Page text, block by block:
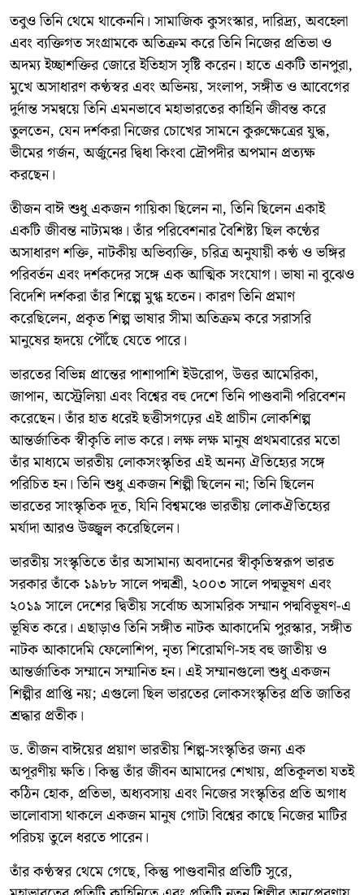
তবুও তিনি থেমে থাকেননি। সামাজিক কুসংস্কার, দারিদ্র্য, অবহেলা
এবং ব্যক্তিগত সংগ্রামকে অতিক্রম করে তিনি নিজের প্রতিভা ও
অদম্য ইচ্ছাশক্তির জোরে ইতিহাস সৃষ্টি করেন। হাতে একটি তানপুরা,
মুখে অসাধারণ কণ্ঠস্বর এবং অভিনয়, সংলাপ, সঙ্গীত ও আবেগের
দুর্দান্ত সমন্বয়ে তিনি এমনভাবে মহাভারতের কাহিনি জীবন্ত করে
তুলতেন, যেন দর্শকরা নিজের চোখের সামনে কুরুক্ষেত্রের যুদ্ধ,
ভীমের গর্জন, অর্জুনের দ্বিধা কিংবা দ্রৌপদীর অপমান প্রত্যক্ষ
করছেন।
তীজন বাঈ শুধু একজন গায়িকা ছিলেন না, তিনি ছিলেন একাই
একটি জীবন্ত নাট্যমঞ্চ। তাঁর পরিবেশনার বৈশিষ্ট্য ছিল কণ্ঠের
অসাধারণ শক্তি, নাটকীয় অভিব্যক্তি, চরিত্র অনুযায়ী কণ্ঠ ও ভঙ্গির
পরিবর্তন এবং দর্শকদের সঙ্গে এক আত্মিক সংযোগ। ভাষা না বুঝেও
বিদেশি দর্শকরা তাঁর শিল্পে মুগ্ধ হতেন। কারণ তিনি প্রমাণ
করেছিলেন, প্রকৃত শিল্প ভাষার সীমা অতিক্রম করে সরাসরি
মানুষের হৃদয়ে পৌঁছে যেতে পারে।
ভারতের বিভিন্ন প্রান্তের পাশাপাশি ইউরোপ, উত্তর আমেরিকা,
জাপান, অস্ট্রেলিয়া এবং বিশ্বের বহু দেশে তিনি পাণ্ডবানী পরিবেশন
করেছেন। তাঁর হাত ধরেই ছত্তীসগঢ়ের এই প্রাচীন লোকশিল্প
আন্তর্জাতিক স্বীকৃতি লাভ করে। লক্ষ লক্ষ মানুষ প্রথমবারের মতো
তাঁর মাধ্যমে ভারতীয় লোকসংস্কৃতির এই অনন্য ঐতিহ্যের সঙ্গে
পরিচিত হন। তিনি শুধু একজন শিল্পী ছিলেন না; তিনি ছিলেন
ভারতের সাংস্কৃতিক দূত, যিনি বিশ্বমঞ্চে ভারতীয় লোকঐতিহ্যের
মর্যাদা আরও উজ্জ্বল করেছিলেন।
ভারতীয় সংস্কৃতিতে তাঁর অসামান্য অবদানের স্বীকৃতিস্বরূপ ভারত
সরকার তাঁকে ১৯৮৮ সালে পদ্মশ্রী, ২০০৩ সালে পদ্মভূষণ এবং
২০১৯ সালে দেশের দ্বিতীয় সর্বোচ্চ অসামরিক সম্মান পদ্মবিভূষণ-এ
ভূষিত করে। এছাড়াও তিনি সঙ্গীত নাটক আকাদেমি পুরস্কার, সঙ্গীত
নাটক আকাদেমি ফেলোশিপ, নৃত্য শিরোমণি-সহ বহু জাতীয় ও
আন্তর্জাতিক সম্মানে সম্মানিত হন। এই সম্মানগুলো শুধু একজন
শিল্পীর প্রাপ্তি নয়; এগুলো ছিল ভারতের লোকসংস্কৃতির প্রতি জাতির
শ্রদ্ধার প্রতীক।
ড. তীজন বাঈয়ের প্রয়াণ ভারতীয় শিল্প-সংস্কৃতির জন্য এক
অপূরণীয় ক্ষতি। কিন্তু তাঁর জীবন আমাদের শেখায়, প্রতিকূলতা যতই
কঠিন হোক, প্রতিভা, অধ্যবসায় এবং নিজের সংস্কৃতির প্রতি অগাধ
ভালোবাসা থাকলে একজন মানুষ গোটা বিশ্বের কাছে নিজের মাটির
পরিচয় তুলে ধরতে পারেন।
তাঁর কণ্ঠস্বর থেমে গেছে, কিন্তু পাণ্ডবানীর প্রতিটি সুরে,